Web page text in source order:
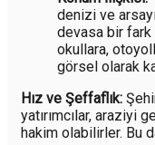
denizi ve
devasa bir fark
okullara,
görsel olarak
Hız ve Şeffaflık:
yatırımcılar, araziyi
hakim olabilirler. Bu